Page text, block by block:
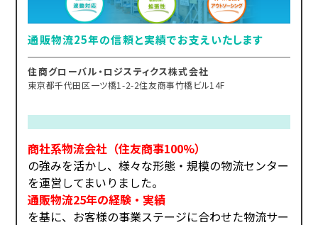
通販物流25年の信頼と実績でお支えいたします
住商グローバル・ロジスティクス株式会社
東京都千代田区一ツ橋1-2-2住友商事竹橋ビル14F
商社系物流会社（住友商事100%）
の強みを活かし、様々な形態・規模の物流センター
を運営してまいりました。
通販物流25年の経験・実績
を基に、お客様の事業ステージに合わせた物流サー